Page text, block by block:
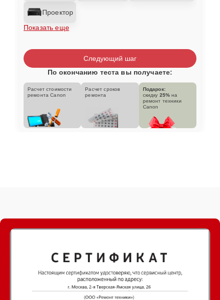
Проектор
Показать еще
Следующий шаг
По окончанию теста вы получаете:
Расчет стоимости
ремонта Canon
Расчет сроков
ремонта
Подарок:
скидку 25% на
ремонт техники
Canon